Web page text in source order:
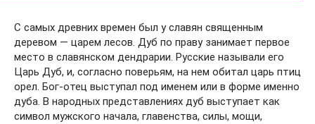
С самых древних времен был у славян священным
деревом — царем лесов. Дуб по праву занимает первое
место в славянском дендрарии. Русские называли его
Царь Дуб, и, согласно поверьям, на нем обитал царь птиц
орел. Бог-отец выступал под именем или в форме именно
дуба. В народных представлениях дуб выступает как
символ мужского начала, главенства, силы, мощи,